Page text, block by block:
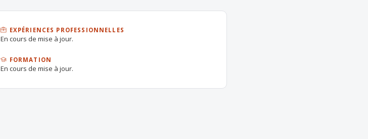
EXPÉRIENCES PROFESSIONNELLES
En cours de mise à jour.
FORMATION
En cours de mise à jour.